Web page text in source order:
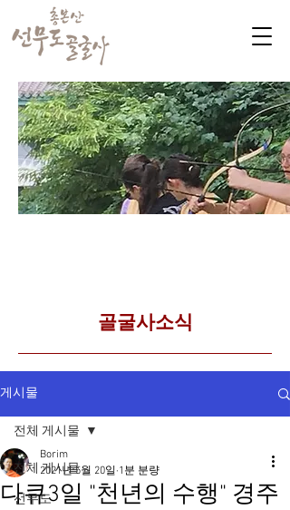
​골굴사소식
게시물
전체 게시물
선무도
전체 게시물
다큐3일 "천년의 수행" 경주
Borim
2021년 5월 20일 1분 분량